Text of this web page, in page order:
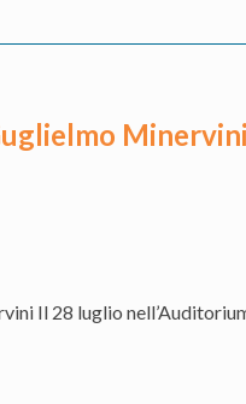
Minervini
Il 28 luglio